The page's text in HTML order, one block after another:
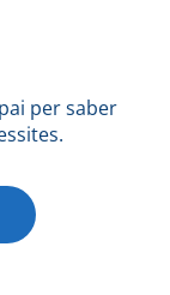
per saber